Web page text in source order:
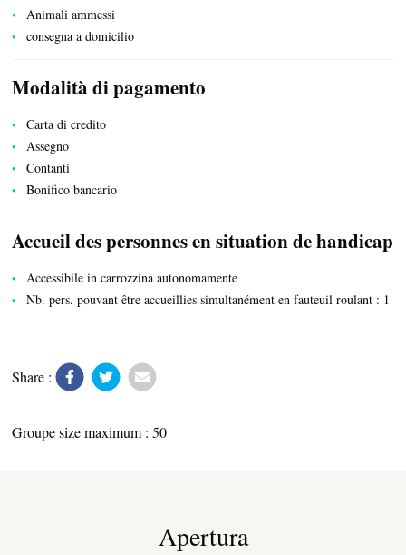
ATTIVITÀ RICREATIVE E SPORTIVE
Animali ammessi
consegna a domicilio
Modalità di pagamento
Carta di credito
Assegno
Contanti
Bonifico bancario
Accueil des personnes en situation de handicap
Accessibile in carrozzina autonomamente
Nb. pers. pouvant être accueillies simultanément en fauteuil roulant : 1
Share :
Groupe size maximum : 50
Apertura